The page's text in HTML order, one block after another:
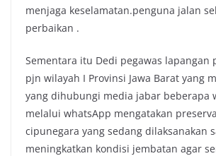
menjaga keselamatan.penguna jalan
perbaikan .
Sementara itu Dedi pegawas lapangan
pjn wilayah I Provinsi Jawa Barat yang
yang dihubungi media jabar beberapa
melalui whatsApp mengatakan
cipunegara yang sedang dilaksanakan
meningkatkan kondisi jembatan agar